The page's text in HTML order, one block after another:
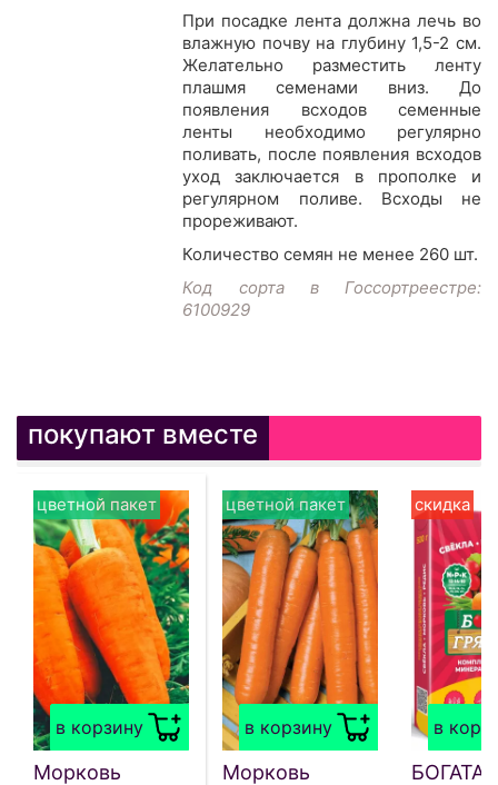
При посадке лента должна лечь во
влажную почву на глубину 1,5-2 см.
Желательно разместить ленту
плашмя семенами вниз. До
появления всходов семенные
ленты необходимо регулярно
поливать, после появления всходов
уход заключается в прополке и
регулярном поливе. Всходы не
прореживают.
Количество семян не менее 260 шт.
Код сорта в Госсортреестре:
6100929
покупают вместе
в корзину
цветной пакет
Морковь
в корзину
цветной пакет
Морковь
в
скидка
БОГАТАЯ